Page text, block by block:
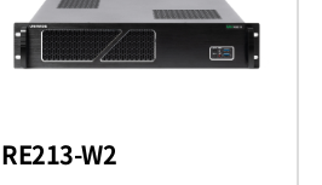
RE213-W2